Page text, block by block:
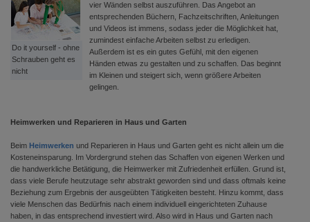
Do it yourself - ohne
Schrauben geht es
nicht
vier Wänden selbst auszuführen. Das Angebot an
entsprechenden Büchern, Fachzeitschriften, Anleitungen
und Videos ist immens, sodass jeder die Möglichkeit hat,
zumindest einfache Arbeiten selbst zu erledigen.
Außerdem ist es ein gutes Gefühl, mit den eigenen
Händen etwas zu gestalten und zu schaffen. Das beginnt
im Kleinen und steigert sich, wenn größere Arbeiten
gelingen.
Heimwerken und Reparieren in Haus und Garten
Beim Heimwerken und Reparieren in Haus und Garten geht es nicht allein um die
Kosteneinsparung. Im Vordergrund stehen das Schaffen von eigenen Werken und
die handwerkliche Betätigung, die Heimwerker mit Zufriedenheit erfüllen. Grund ist,
dass viele Berufe heutzutage sehr abstrakt geworden sind und dass oftmals keine
Beziehung zum Ergebnis der ausgeübten Tätigkeiten besteht. Hinzu kommt, dass
viele Menschen das Bedürfnis nach einem individuell eingerichteten Zuhause
haben, in das entsprechend investiert wird. Also wird in Haus und Garten nach